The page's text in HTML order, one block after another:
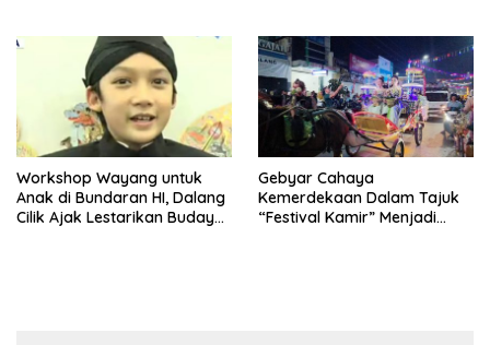
Workshop Wayang untuk
Anak di Bundaran HI, Dalang
Cilik Ajak Lestarikan Budaya
Gebyar Cahaya
Kemerdekaan Dalam Tajuk
“Festival Kamir” Menjadi